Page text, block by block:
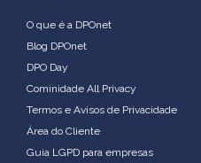
O que é a DPOnet
Blog DPOnet
DPO Day
Cominidade All Privacy
Termos e Avisos de Privacidade
Área do Cliente
Guia LGPD para empresas